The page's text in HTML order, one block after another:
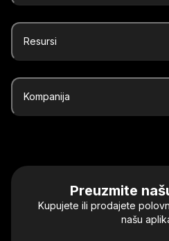
Resursi
Kompanija
Preuzmite
Kupujete ili prodajete
našu